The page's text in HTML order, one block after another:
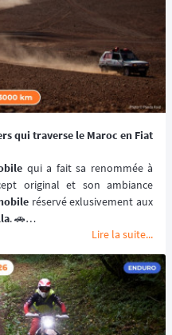
qui traverse le Maroc en Fiat
qui a fait sa renommée à
original et son ambiance
. 🚗
se déroule au coeur du désert
. 🚘🌵
2027.
Lire la suite...